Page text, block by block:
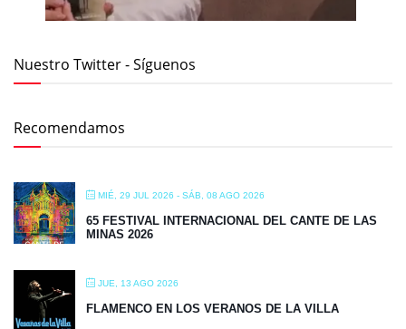
Nuestro Twitter - Síguenos
Recomendamos
MIÉ, 29 JUL 2026 - SÁB, 08 AGO 2026
65 FESTIVAL INTERNACIONAL DEL CANTE DE LAS
MINAS 2026
JUE, 13 AGO 2026
FLAMENCO EN LOS VERANOS DE LA VILLA